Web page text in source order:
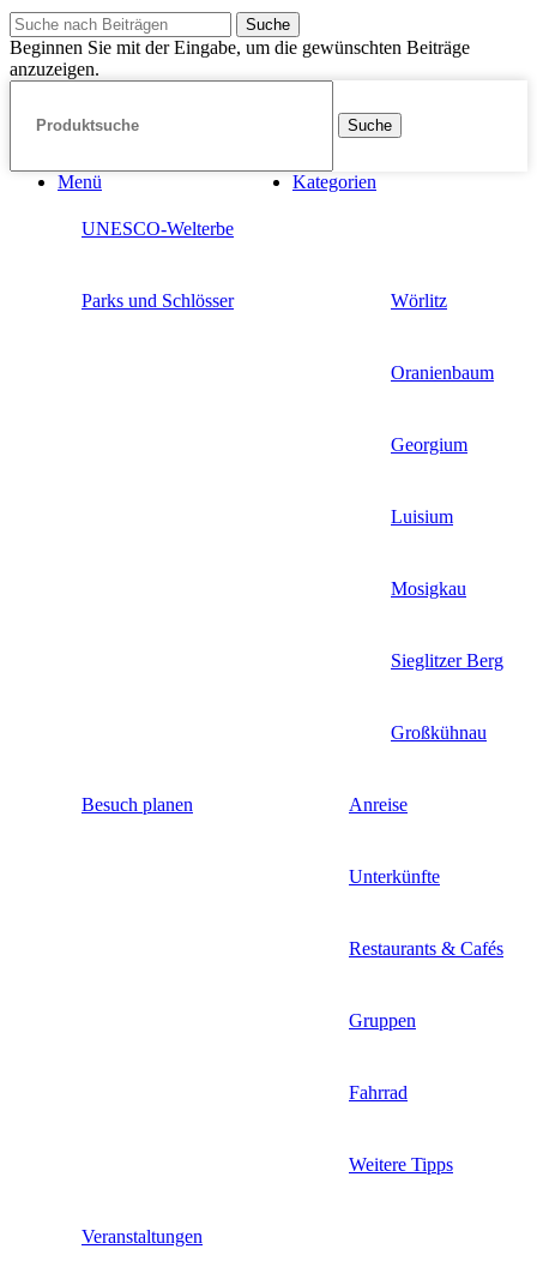
Suche
Beginnen Sie mit der Eingabe, um die gewünschten Beiträge
anzuzeigen.
Suche
Menü Kategorien
UNESCO-Welterbe
Parks und Schlösser Wörlitz
Oranienbaum
Georgium
Luisium
Mosigkau
Sieglitzer Berg
Großkühnau
Besuch planen Anreise
Unterkünfte
Restaurants & Cafés
Gruppen
Fahrrad
Weitere Tipps
Veranstaltungen